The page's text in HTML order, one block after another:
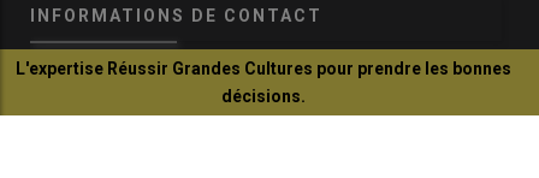
INFORMATIONS DE CONTACT
communication@reussir.fr
L'expertise Réussir Grandes Cultures pour prendre les bonnes
décisions.